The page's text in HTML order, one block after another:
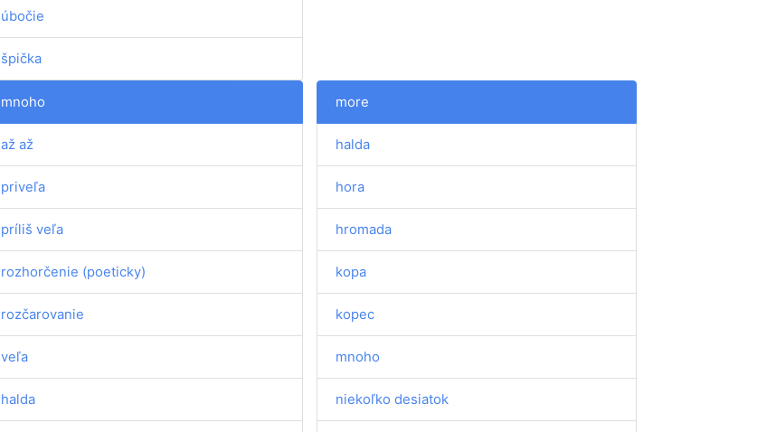
úbočie
špička
mnoho
až až
priveľa
príliš veľa
rozhorčenie (poeticky)
rozčarovanie
veľa
halda
more
halda
hora
hromada
kopa
kopec
mnoho
niekoľko desiatok